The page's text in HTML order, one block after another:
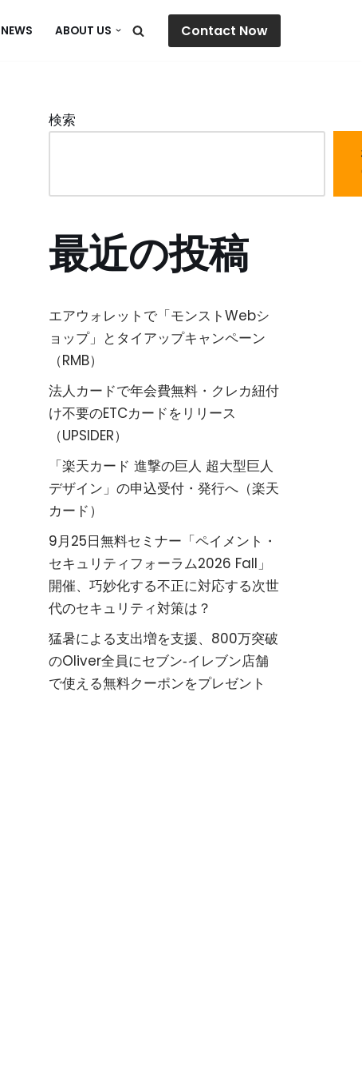
NEWS ABOUT US Contact Now
検索
最近の投稿
エアウォレットで「モンストWebシ
ョップ」とタイアップキャンペーン
（RMB）
法人カードで年会費無料・クレカ紐付
け不要のETCカードをリリース
（UPSIDER）
「楽天カード 進撃の巨人 超大型巨人
デザイン」の申込受付・発行へ（楽天
カード）
9月25日無料セミナー「ペイメント・
セキュリティフォーラム2026 Fall」
開催、巧妙化する不正に対応する次世
代のセキュリティ対策は？
猛暑による支出増を支援、800万突破
のOliver全員にセブン‐イレブン店舗
で使える無料クーポンをプレゼント